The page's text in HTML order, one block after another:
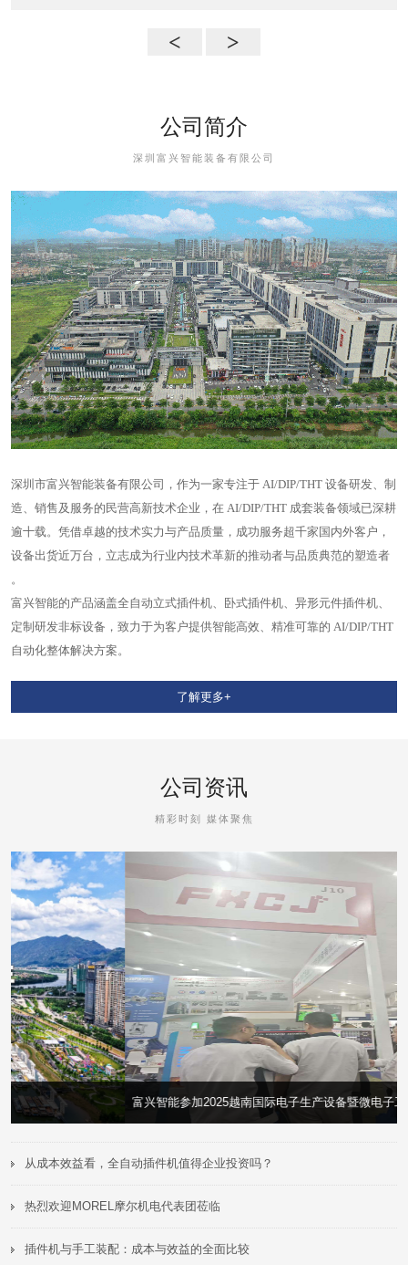
< >
公司简介
深圳富兴智能装备有限公司
深圳市富兴智能装备有限公司，作为一家专注于 AI/DIP/THT 设备研发、制
造、销售及服务的民营高新技术企业，在 AI/DIP/THT 成套装备领域已深耕
逾十载。凭借卓越的技术实力与产品质量，成功服务超千家国内外客户，
设备出货近万台，立志成为行业内技术革新的推动者与品质典范的塑造者
。
富兴智能的产品涵盖全自动立式插件机、卧式插件机、异形元件插件机、
定制研发非标设备，致力于为客户提供智能高效、精准可靠的 AI/DIP/THT
自动化整体解决方案。
了解更多+
公司资讯
精彩时刻 媒体聚焦
>
富兴智能参加2025越南国际电子生产设备暨微电子工业展
从成本效益看，全自动插件机值得企业投资吗？
热烈欢迎MOREL摩尔机电代表团莅临
插件机与手工装配：成本与效益的全面比较